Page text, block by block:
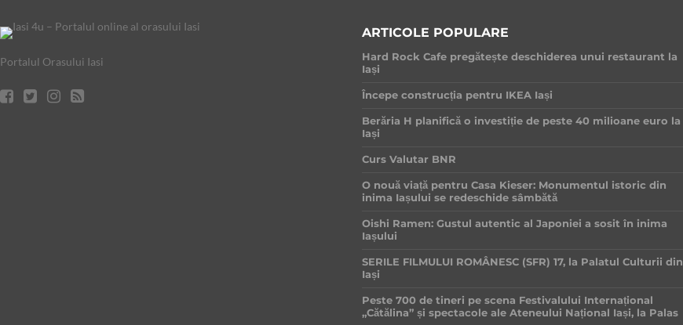
Portalul Orasului Iasi
ARTICOLE POPULARE
Hard Rock Cafe pregătește deschiderea unui restaurant la
Iași
Începe construcția pentru IKEA Iași
Berăria H planifică o investiție de peste 40 milioane euro la
Iași
Curs Valutar BNR
O nouă viață pentru Casa Kieser: Monumentul istoric din
inima Iașului se redeschide sâmbătă
Oishi Ramen: Gustul autentic al Japoniei a sosit în inima
Iașului
SERILE FILMULUI ROMÂNESC (SFR) 17, la Palatul Culturii din
Iași
Peste 700 de tineri pe scena Festivalului Internațional
„Cătălina” și spectacole ale Ateneului Național Iași, la Palas